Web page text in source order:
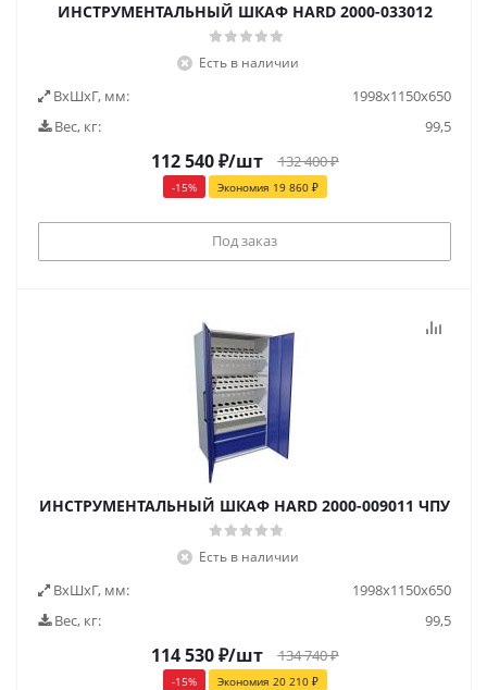
ИНСТРУМЕНТАЛЬНЫЙ ШКАФ HARD 2000-033012
Есть в наличии
ВxШxГ, мм:
1998x1150x650
Вес, кг:
99,5
112 540₽/шт 132 400₽
-15% Экономия 19 860₽
Под заказ
ИНСТРУМЕНТАЛЬНЫЙ ШКАФ HARD 2000-009011 ЧПУ
Есть в наличии
ВxШxГ, мм:
1998x1150x650
Вес, кг:
99,5
114 530₽/шт 134 740₽
-15% Экономия 20 210₽